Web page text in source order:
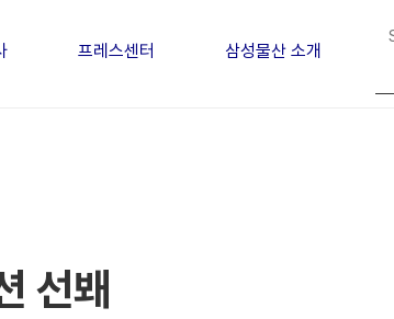
프레스센터 삼성물산 소개
선봬